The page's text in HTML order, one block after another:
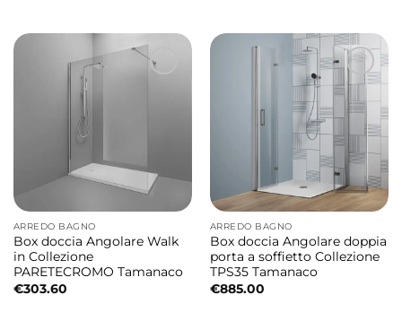
ARREDO BAGNO
Box doccia Angolare Walk
in Collezione
PARETECROMO Tamanaco
€303.60
ARREDO BAGNO
Box doccia Angolare doppia
porta a soffietto Collezione
TPS35 Tamanaco
€885.00